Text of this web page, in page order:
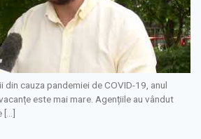
cauza pandemiei de COVID-19, anul
este mai mare. Agențiile au vândut
[…]